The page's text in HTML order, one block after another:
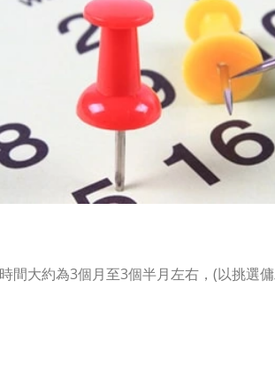
間大約為3個月至3個半月左右，(以挑選